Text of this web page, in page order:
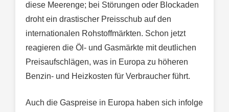
diese Meerenge; bei Störungen oder Blockaden
droht ein drastischer Preisschub auf den
internationalen Rohstoffmärkten. Schon jetzt
reagieren die Öl‐ und Gasmärkte mit deutlichen
Preisaufschlägen, was in Europa zu höheren
Benzin- und Heizkosten für Verbraucher führt.
Auch die Gaspreise in Europa haben sich infolge